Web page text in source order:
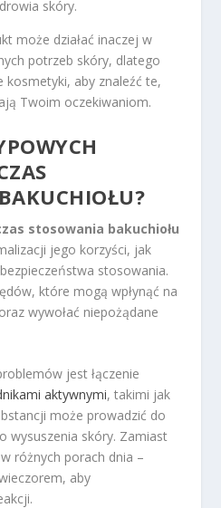
skóry.
może działać inaczej w
potrzeb skóry, dlatego
aby znaleźć te,
Twoim oczekiwaniom.
stosowania bakuchiołu
jego korzyści, jak
stosowania.
które mogą wpłynąć na
wywołać niepożądane
jest łączenie
aktywnymi, takimi jak
może prowadzić do
wysuszenia skóry. Zamiast
różnych porach dnia –
aby